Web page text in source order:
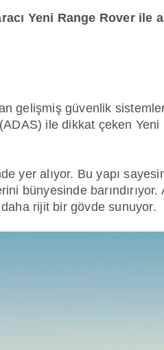
Yeni Range Rover
gelişmiş güvenlik
ile dikkat çeken
yer alıyor. Bu yapı
bünyesinde
rijit bir gövde sunuyor.